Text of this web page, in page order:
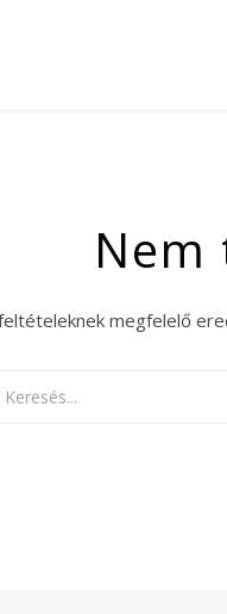
megfelelő